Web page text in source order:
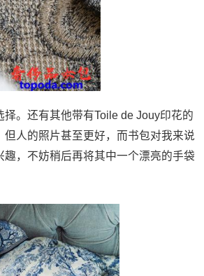
。还有其他带有Toile de Jouy印花的
人的照片甚至更好，而书包对我来说
，不妨稍后再将其中一个漂亮的手袋